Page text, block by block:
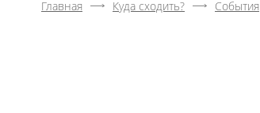
Главная Куда сходить? События